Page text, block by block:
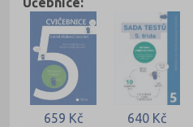
659 Kč
640 Kč